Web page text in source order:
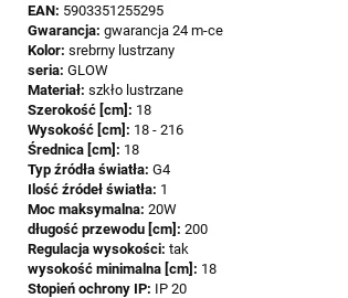
EAN: 5903351255295
Gwarancja: gwarancja 24 m-ce
Kolor: srebrny lustrzany
seria: GLOW
Materiał: szkło lustrzane
Szerokość [cm]: 18
Wysokość [cm]: 18 - 216
Średnica [cm]: 18
Typ źródła światła: G4
Ilość źródeł światła: 1
Moc maksymalna: 20W
długość przewodu [cm]: 200
Regulacja wysokości: tak
wysokość minimalna [cm]: 18
Stopień ochrony IP: IP 20